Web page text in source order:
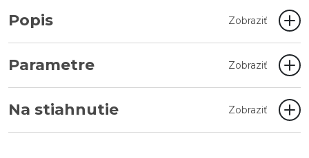
Popis Zobraziť
Parametre Zobraziť
Na stiahnutie Zobraziť